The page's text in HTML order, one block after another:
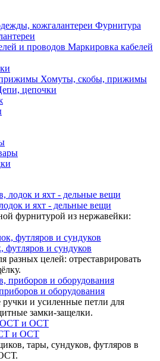
Фурнитура
Маркировка кабелей
Хомуты, скобы, прижимы
цепочки
и яхт - дельные вещи
фурнитурой из нержавейки:
футляров и сундуков
разных целей: отреставрировать
и оборудования
и усиленные петли для
замки-защелки.
и ОСТ
тары, сундуков, футляров в